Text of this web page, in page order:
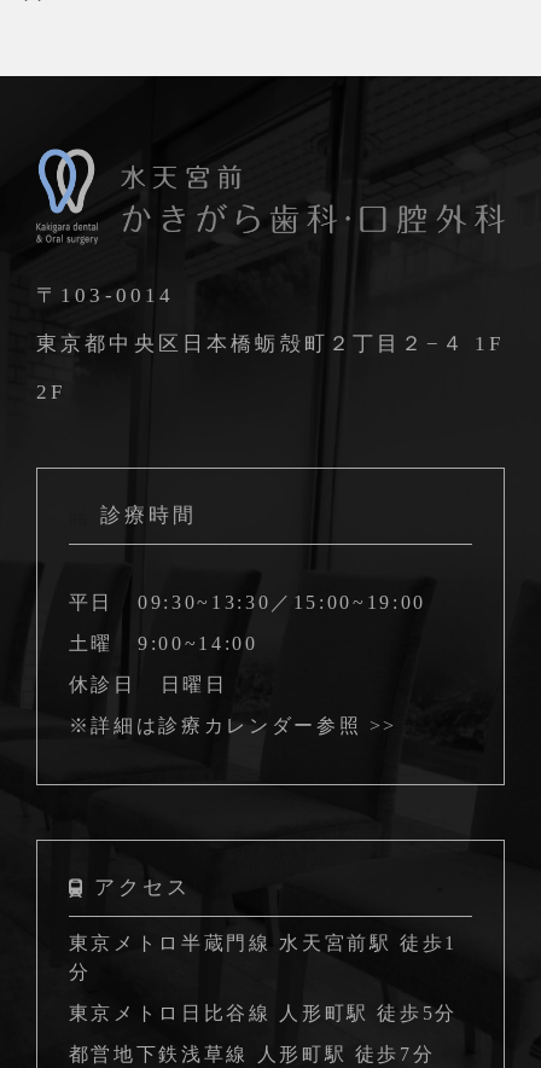
〒103-0014
東京都中央区日本橋蛎殻町２丁目２−４ 1F
2F
診療時間
平日
09:30~13:30／15:00~19:00
土曜
9:00~14:00
休診日
日曜日
※詳細は診療カレンダー参照 >>
アクセス
東京メトロ半蔵門線 水天宮前駅 徒歩1
分
東京メトロ日比谷線 人形町駅 徒歩5分
都営地下鉄浅草線 人形町駅 徒歩7分